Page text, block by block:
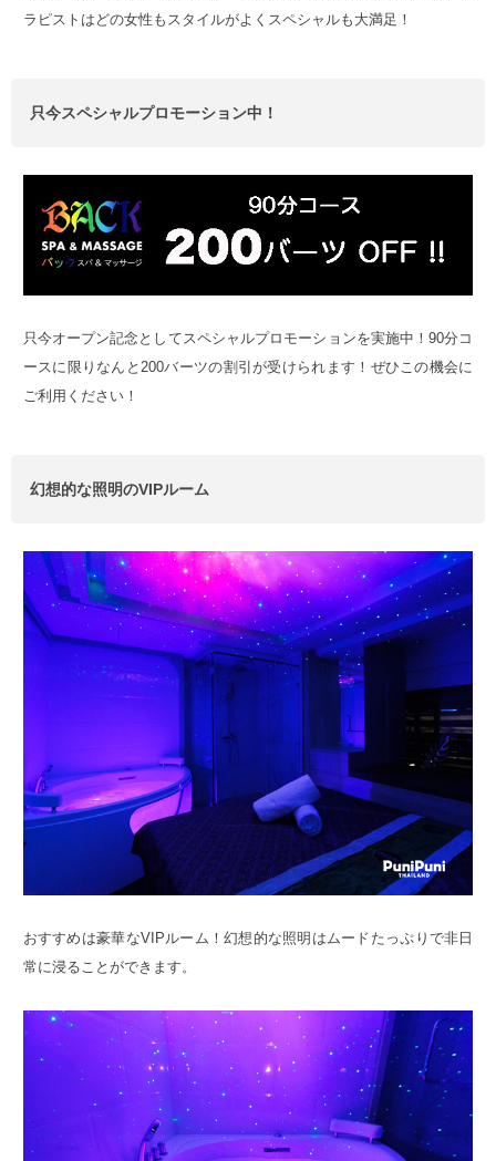
ラピストはどの女性もスタイルがよくスペシャルも大満足！
只今スペシャルプロモーション中！
只今オープン記念としてスペシャルプロモーションを実施中！90分コ
ースに限りなんと200バーツの割引が受けられます！ぜひこの機会に
ご利用ください！
幻想的な照明のVIPルーム
おすすめは豪華なVIPルーム！幻想的な照明はムードたっぷりで非日
常に浸ることができます。